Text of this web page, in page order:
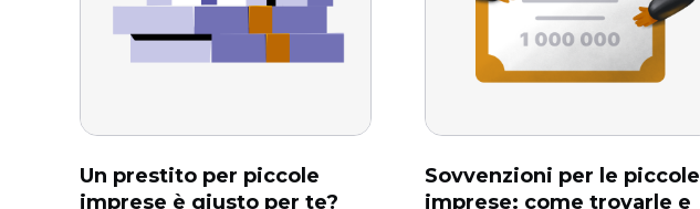
Un prestito per piccole
imprese è giusto per te?
Sovvenzioni per le piccole
imprese: come trovarle e